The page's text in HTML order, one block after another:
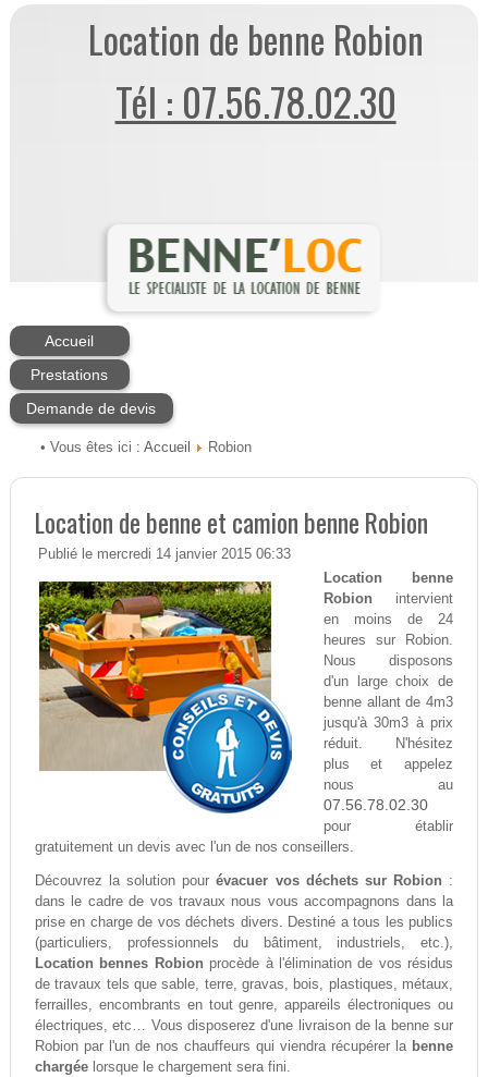
Location de benne Robion
Tél : 07.56.78.02.30
Accueil
Prestations
Demande de devis
• Vous êtes ici : Accueil Robion
Location de benne et camion benne Robion
Publié le mercredi 14 janvier 2015 06:33
Location benne
Robion intervient
en moins de 24
heures sur Robion.
Nous disposons
d'un large choix de
benne allant de 4m3
jusqu'à 30m3 à prix
réduit. N'hésitez
plus et appelez
nous au
07.56.78.02.30
pour établir
gratuitement un devis avec l'un de nos conseillers.
Découvrez la solution pourévacuer vos déchets sur Robion :
dans le cadre de vos travaux nous vous accompagnons dans la
prise en charge de vos déchets divers. Destiné a tous les publics
(particuliers, professionnels du bâtiment, industriels, etc.),
Location bennes Robion procède à l'élimination de vos résidus
de travaux tels que sable, terre, gravas, bois, plastiques, métaux,
ferrailles, encombrants en tout genre, appareils électroniques ou
électriques, etc… Vous disposerez d'une livraison de la benne sur
Robion par l'un de nos chauffeurs qui viendra récupérer la benne
chargéelorsque le chargement sera fini.